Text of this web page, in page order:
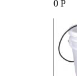
0 Р